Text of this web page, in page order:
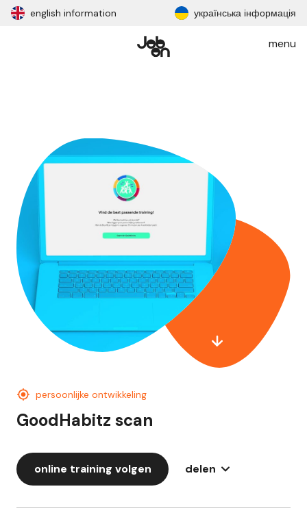
english information українська інформація
menu
persoonlijke ontwikkeling
GoodHabitz scan
online training volgen delen